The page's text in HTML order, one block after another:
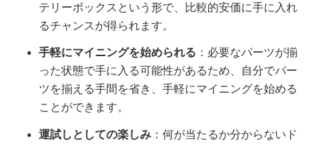
テリーボックスという形で、比較的安価に手に入れ
るチャンスが得られます。
手軽にマイニングを始められる ：必要なパーツが揃
った状態で手に入る可能性があるため、自分でパー
ツを揃える手間を省き、手軽にマイニングを始める
ことができます。
運試しとしての楽しみ ：何が当たるか分からないド